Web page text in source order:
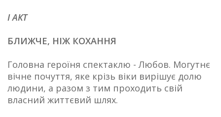
I АКТ
БЛИЖЧЕ, НІЖ КОХАННЯ
Головна героїня спектаклю - Любов. Могутнє
вічне почуття, яке крізь віки вирішує долю
людини, а разом з тим проходить свій
власний життєвий шлях.